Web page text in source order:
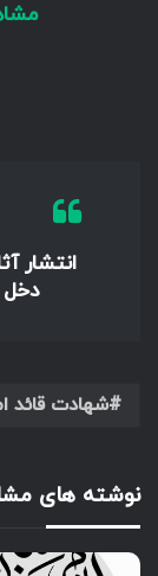
انتشار
دخل
شهادت قائد
نوشته های